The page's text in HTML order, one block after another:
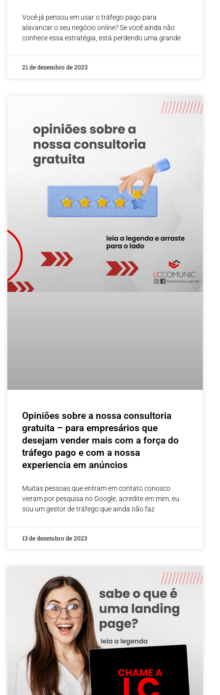
Você já pensou em usar o tráfego pago para
alavancar o seu negócio online? Se você ainda não
conhece essa estratégia, está perdendo uma grande
21 de dezembro de 2023
Opiniões sobre a nossa consultoria
gratuita – para empresários que
desejam vender mais com a força do
tráfego pago e com a nossa
experiencia em anúncios
Muitas pessoas que entram em contato conosco
vieram por pesquisa no Google, acredite em mim, eu
sou um gestor de tráfego que ainda não faz
13 de dezembro de 2023